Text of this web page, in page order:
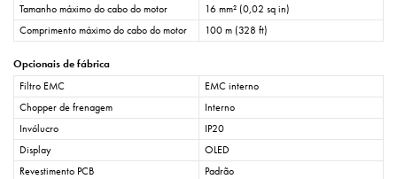
Tamanho máximo do cabo do motor
16 mm² (0,02 sq in)
Comprimento máximo do cabo do motor
100 m (328 ft)
Opcionais de fábrica
Filtro EMC
EMC interno
Chopper de frenagem
Interno
Invólucro
IP20
Display
OLED
Revestimento PCB
Padrão